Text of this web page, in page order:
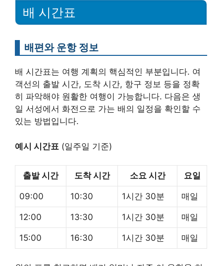
배 시간표
배편와 운항 정보
배 시간표는 여행 계획의 핵심적인 부분입니다. 여
객선의 출발 시간, 도착 시간, 항구 정보 등을 정확
히 파악해야 원활한 여행이 가능합니다. 다음은 생
일 서성에서 화전으로 가는 배의 일정을 확인할 수
있는 방법입니다.
예시 시간표 (일주일 기준)
출발 시간 도착 시간 소요 시간 요일
09:00 10:30 1시간 30분 매일
12:00 13:30 1시간 30분 매일
15:00 16:30 1시간 30분 매일